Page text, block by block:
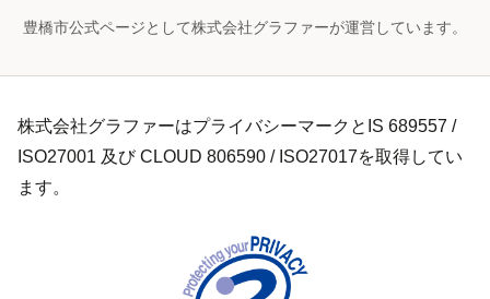
豊橋市公式ページとして株式会社グラファーが運営しています。
株式会社グラファーはプライバシーマークとIS 689557 /
ISO27001 及び CLOUD 806590 / ISO27017を取得してい
ます。